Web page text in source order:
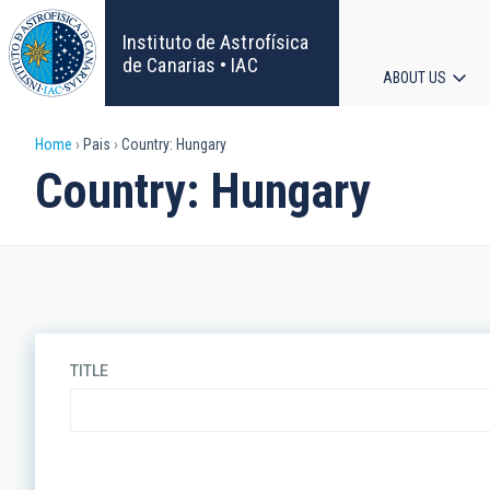
Skip
to
main
content
Instituto de Astrofísica
de Canarias • IAC
ABOUT US
Breadcrumb
Home Pais Country: Hungary
Country: Hungary
TITLE